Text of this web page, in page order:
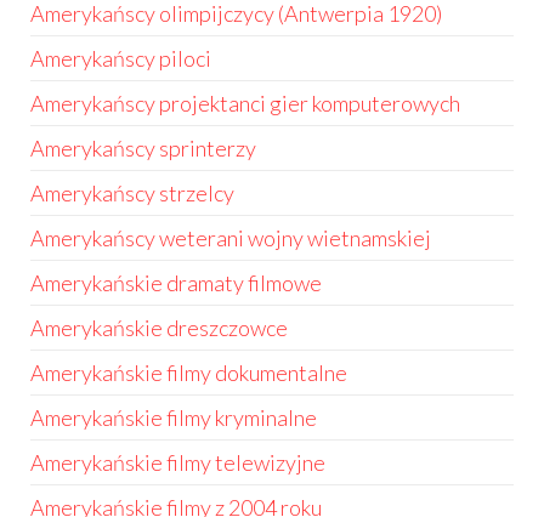
Amerykańscy olimpijczycy (Antwerpia 1920)
Amerykańscy piloci
Amerykańscy projektanci gier komputerowych
Amerykańscy sprinterzy
Amerykańscy strzelcy
Amerykańscy weterani wojny wietnamskiej
Amerykańskie dramaty filmowe
Amerykańskie dreszczowce
Amerykańskie filmy dokumentalne
Amerykańskie filmy kryminalne
Amerykańskie filmy telewizyjne
Amerykańskie filmy z 2004 roku